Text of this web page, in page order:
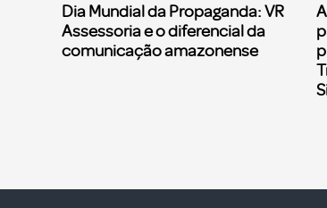
Dia Mundial da Propaganda: VR
Assessoria e o diferencial da
comunicação amazonense